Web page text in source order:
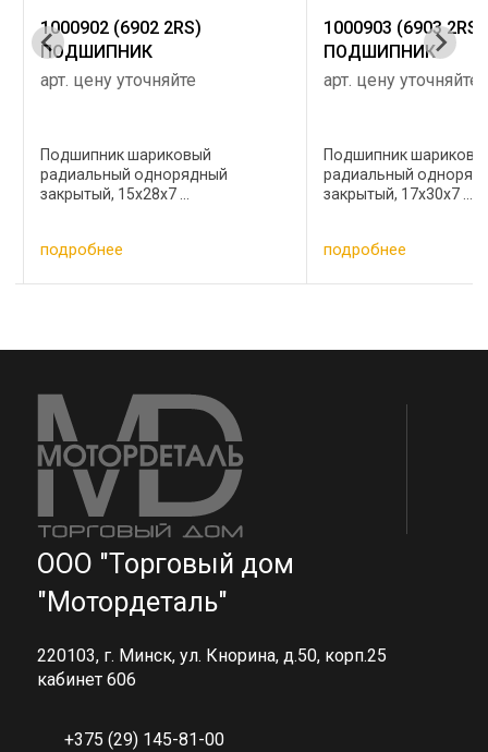
1000902 (6902 2RS)
ПОДШИПНИК
арт. цену уточняйте
Подшипник шариковый
радиальный однорядный
закрытый, 15х28х7 ...
подробнее
1000903 (6903 2RS)
ПОДШИПНИК
арт. цену уточняйте
Подшипник
радиальный
закрытый, 17х30х7 ...
подробнее
ООО "Торговый дом
"Мотордеталь"
220103, г. Минск, ул. Кнорина, д.50, корп.25
кабинет 606
+375 (29) 145-81-00